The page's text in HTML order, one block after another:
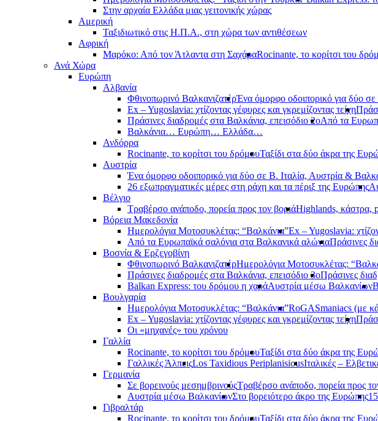
Στην αρχαία Ελλάδα μιας γειτονικής χώρας
Αμερική
Ταξιδιωτικό στις Η.Π.Α., στη χώρα των αντιθέσεων
Αφρική
Μαρόκο: Από τον Άτλαντα στη ΣαχάραRocinante, το κορίτσι του
Ανά Χώρα
Ευρώπη
Αλβανία
Φθινοπωρινό ΒαλκανιζατέρΈνα όμορφο οδοιπορικό για δύο
Ex – Yugoslavia: χτίζοντας γέφυρες και γκρεμίζοντας τείχη
Πράσινες διαδρομές στα Βαλκάνια, επεισόδιο 2οΑπό τα
Βαλκάνια… Ευρώπη… Ελλάδα…
Ανδόρρα
Rocinante, το κορίτσι του δρόμουΤαξίδι στα δύο άκρα της
Αυστρία
Ένα όμορφο οδοιπορικό για δύο σε Β. Ιταλία, Αυστρία &
26 εξωπραγματικές μέρες στη ράχη και τα πέριξ της Ευρώπης
Βέλγιο
Τραβέρσο ανάποδο, πορεία προς τον βοριάHighlands, κάστρα,
Βόρεια Μακεδονία
Ημερολόγια Μοτοσυκλέτας: “Βαλκάνια”Ex – Yugoslavia:
Από τα Ευρωπαϊκά σαλόνια στα Βαλκανικά αλώνιαΠράσινες
Βοσνία & Ερζεγοβίνη
Φθινοπωρινό ΒαλκανιζατέρΗμερολόγια Μοτοσυκλέτας:
Πράσινες διαδρομές στα Βαλκάνια, επεισόδιο 3οΠράσινες
Balkan Express: του δρόμου η χαράΑυστρία μέσω Βαλκανίων
Βουλγαρία
Ημερολόγια Μοτοσυκλέτας: “Βαλκάνια”RoGASmaniacs (με
Ex – Yugoslavia: χτίζοντας γέφυρες και γκρεμίζοντας τείχη
Οι «μηχανές» του χρόνου
Γαλλία
Rocinante, το κορίτσι του δρόμουΤαξίδι στα δύο άκρα της
Γαλλικές ΆλπειςLos Taxidious PeriplanisiousΙταλικές –
Γερμανία
Σε βορεινούς μεσημβρινούςΤραβέρσο ανάποδο, πορεία προς
Αυστρία μέσω ΒαλκανίωνΣτο βορειότερο άκρο της Ευρώπης
Γιβραλτάρ
Rocinante, το κορίτσι του δρόμουΤαξίδι στα δύο άκρα της